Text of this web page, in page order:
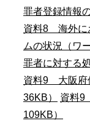
罪者登録情報
資料8 海外に
ムの状況（ワ
罪者に対する
資料9 大阪府
36KB）
資料9
109KB）